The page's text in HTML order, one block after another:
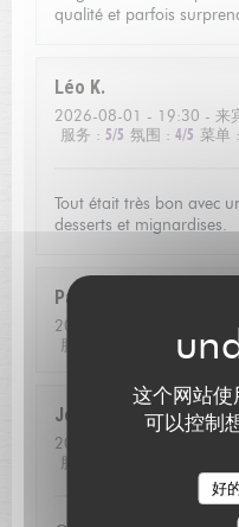
这个网站使
可以控制
好
qualité et parfois
Léo K
2026-08-01 - 19:30 - 来
服务 : 5/5 氛围 : 4/5 菜单 :
Tout était très bon avec
desserts et mignardises.
Pascal
2026-08-01
- 13:00 - 来
服务
4 /5 菜单:
Jean louis D
2026-07-24
服务